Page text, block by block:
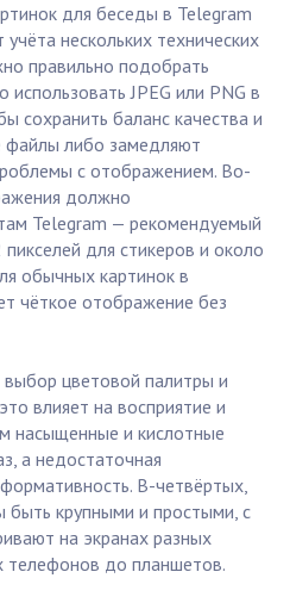
для беседы в Telegram
нескольких технических
правильно подобрать
JPEG или PNG в
сохранить баланс качества и
файлы либо замедляют
с отображением. Во-
должно
Telegram — рекомендуемый
для стикеров и около
обычных картинок в
чёткое отображение без
цветовой палитры и
влияет на восприятие и
насыщенные и кислотные
а недостаточная
В-четвёртых,
крупными и простыми, с
на экранах разных
телефонов до планшетов.